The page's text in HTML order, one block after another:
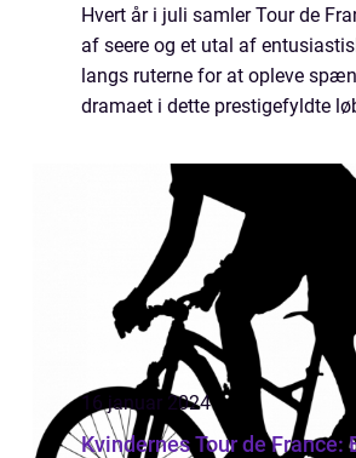
Hvert år i juli samler Tour de
af seere og et utal af
langs ruterne for at opleve
dramaet i dette prestigefyldte
tiltrækker opmærksom...
16 januar 2024
Kvindernes Tour de France: